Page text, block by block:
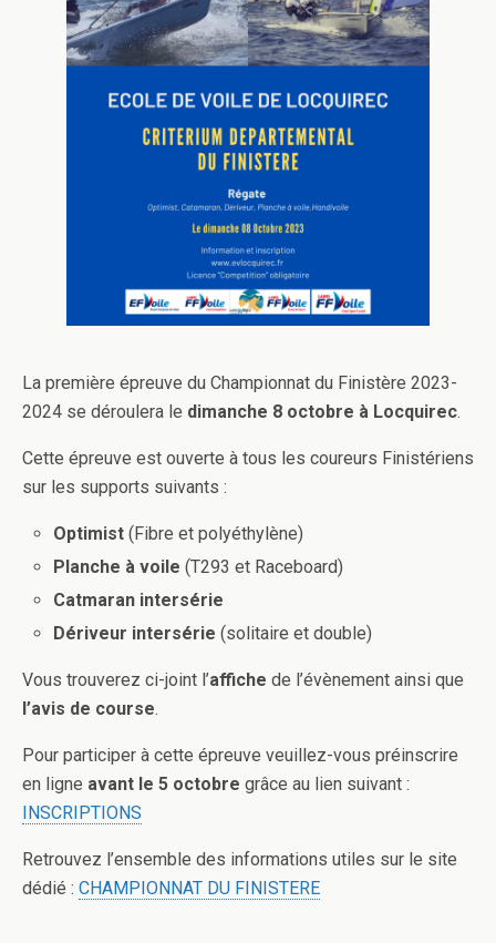
La première épreuve du Championnat du Finistère 2023-
2024 se déroulera le dimanche 8 octobre à Locquirec.
Cette épreuve est ouverte à tous les coureurs Finistériens
sur les supports suivants :
Optimist (Fibre et polyéthylène)
Planche à voile (T293 et Raceboard)
Catmaran intersérie
Dériveur intersérie (solitaire et double)
Vous trouverez ci-joint l’affiche de l’évènement ainsi que
l’avis de course.
Pour participer à cette épreuve veuillez-vous préinscrire
en ligne avant le 5 octobre grâce au lien suivant :
INSCRIPTIONS
Retrouvez l’ensemble des informations utiles sur le site
dédié : CHAMPIONNAT DU FINISTERE